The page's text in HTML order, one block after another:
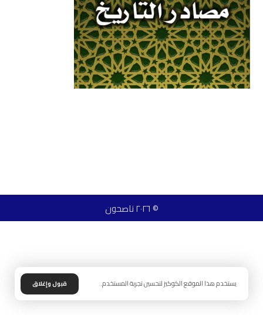
© ٢٠٢٦ ناصحون
يستخدم هذا الموقع الكوكيز لتحسين تجربة المستخدم. قبول وإغلاق